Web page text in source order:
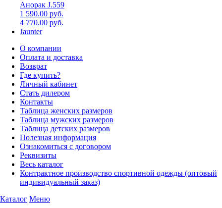
Анорак J.559
1 590.00 руб.
4 770.00 руб.
Jaunter
О компании
Оплата и доставка
Возврат
Где купить?
Личный кабинет
Стать дилером
Контакты
Таблица женских размеров
Таблица мужских размеров
Таблица детских размеров
Полезная информация
Ознакомиться с договором
Реквизиты
Весь каталог
Контрактное производство спортивной одежды (оптовый
индивидуальный заказ)
Каталог Меню